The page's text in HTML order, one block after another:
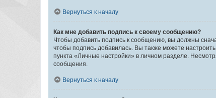
Вернуться к началу
Как мне добавить подпись к своему сообщению?
Чтобы добавить подпись к сообщению, вы должны
чтобы подпись добавилась. Вы также можете
пункта «Личные настройки» в личном разделе.
сообщения.
Вернуться к началу